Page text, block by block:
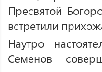
Пресвятой
встретили
Наутро
Семенов